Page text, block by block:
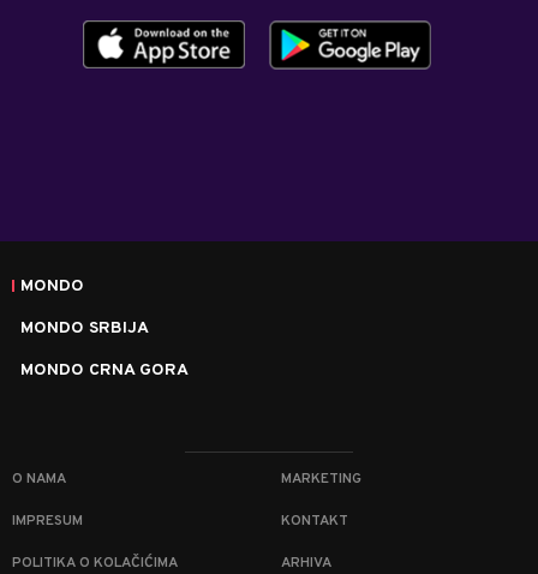
MONDO
MONDO SRBIJA
MONDO CRNA GORA
O NAMA MARKETING
IMPRESUM KONTAKT
POLITIKA O KOLAČIĆIMA ARHIVA